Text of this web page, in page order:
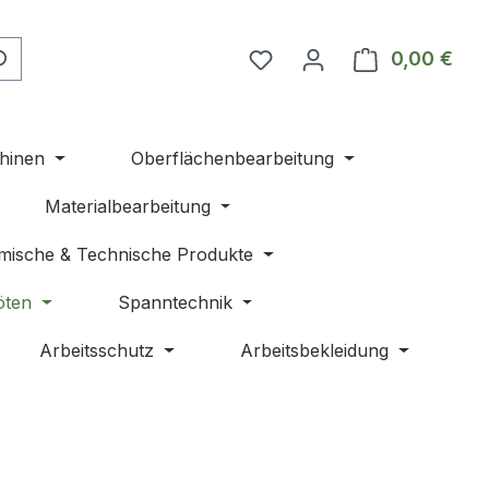
Du hast 0 Produkte auf
0,00 €
Oberflächenbearbeitung
Materialbearbeitung
& Technische Produkte
Spanntechnik
Arbeitsschutz Arbeitsbekleidung